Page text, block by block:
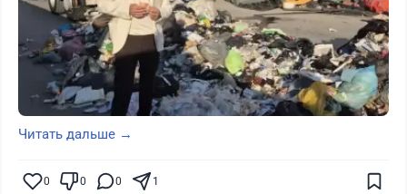
Читать дальше →
0 0 0 1